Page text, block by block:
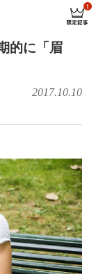
的に「眉
2017.10.10